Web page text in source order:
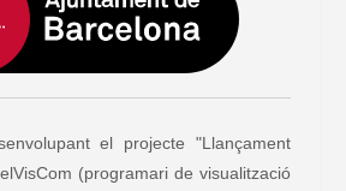
el projecte "Llançament
(programari de visualització